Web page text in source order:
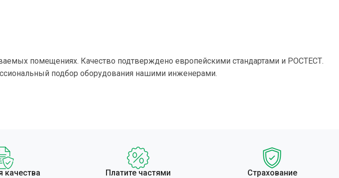
помещениях. Качество подтверждено европейскими стандартами и РОСТЕСТ.
подбор оборудования нашими инженерами.
качества Платите частями Страхование